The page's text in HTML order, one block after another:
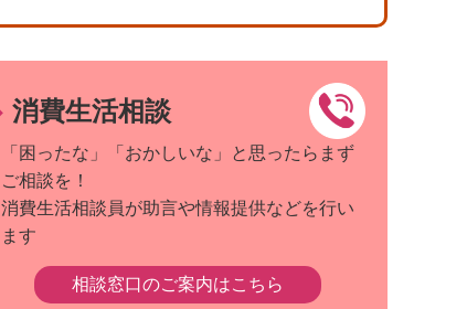
消費生活相談
「困ったな」「おかしいな」と思ったらまず
ご相談を！
消費生活相談員が助言や情報提供などを行い
ます
相談窓口のご案内はこちら